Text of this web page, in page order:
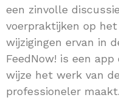
een zinvolle
voerpraktijken op
wijzigingen ervan in
FeedNow! is een
wijze het werk van
professioneler maakt.